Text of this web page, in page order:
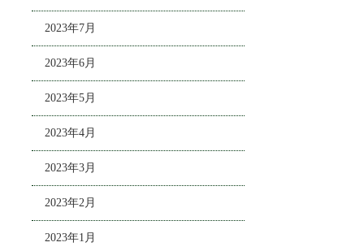
2023年7月
2023年6月
2023年5月
2023年4月
2023年3月
2023年2月
2023年1月